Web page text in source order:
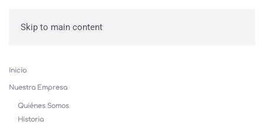
Skip to main content
Inicio
Nuestra Empresa
Quiénes Somos
Historia